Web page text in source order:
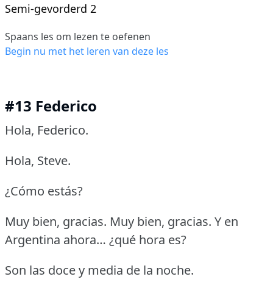
Semi-gevorderd 2
Spaans les om lezen te oefenen
Begin nu met het leren van deze les
#13 Federico
Hola, Federico.
Hola, Steve.
¿Cómo estás?
Muy bien, gracias. Muy bien, gracias. Y en
Argentina ahora… ¿qué hora es?
Son las doce y media de la noche.